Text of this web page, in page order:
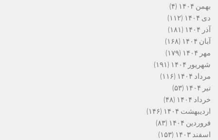
بهمن ۱۴۰۴
(۴)
دی ۱۴۰۴
(۱۱۲)
آذر ۱۴۰۴
(۱۸۱)
آبان ۱۴۰۴
(۱۶۸)
مهر ۱۴۰۴
(۱۷۹)
شهریور ۱۴۰۴
(۱۹۱)
مرداد ۱۴۰۴
(۱۱۶)
تیر ۱۴۰۴
(۵۳)
خرداد ۱۴۰۴
(۴۸)
اردیبهشت ۱۴۰۴
(۱۴۶)
فروردین ۱۴۰۴
(۸۳)
اسفند ۱۴۰۳
(۱۵۳)